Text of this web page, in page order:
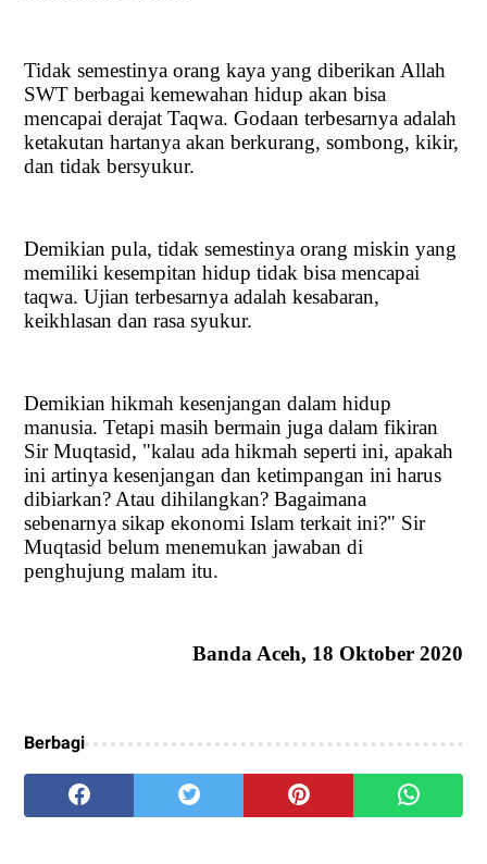
Tidak semestinya orang kaya yang diberikan Allah
SWT berbagai kemewahan hidup akan bisa
mencapai derajat Taqwa. Godaan terbesarnya adalah
ketakutan hartanya akan berkurang, sombong, kikir,
dan tidak bersyukur.
Demikian pula, tidak semestinya orang miskin yang
memiliki kesempitan hidup tidak bisa mencapai
taqwa. Ujian terbesarnya adalah kesabaran,
keikhlasan dan rasa syukur.
Demikian hikmah kesenjangan dalam hidup
manusia. Tetapi masih bermain juga dalam fikiran
Sir Muqtasid, "kalau ada hikmah seperti ini, apakah
ini artinya kesenjangan dan ketimpangan ini harus
dibiarkan? Atau dihilangkan? Bagaimana
sebenarnya sikap ekonomi Islam terkait ini?" Sir
Muqtasid belum menemukan jawaban di
penghujung malam itu.
Banda Aceh, 18 Oktober 2020
Berbagi